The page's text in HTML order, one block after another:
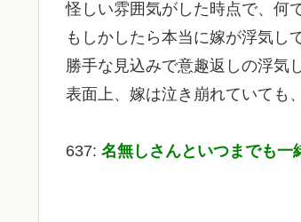
怪しい雰囲気がした時点で、何
もしかしたら本当に嫁が浮気し
勝手な見込みで意趣返しの浮気
表面上、嫁は泣き崩れていても
637: 名無しさんといつまでも一